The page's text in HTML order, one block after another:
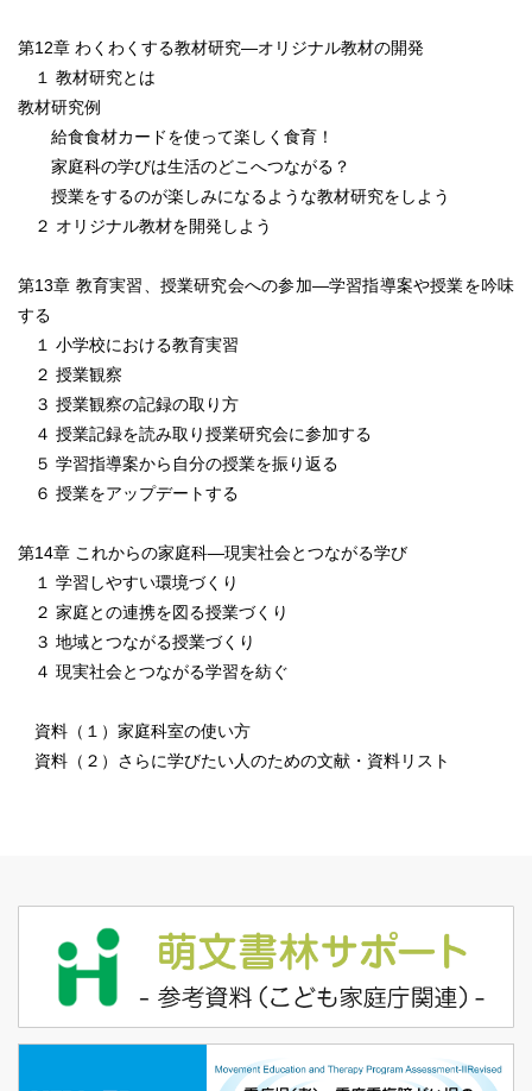
第12章 わくわくする教材研究―オリジナル教材の開発
１ 教材研究とは
教材研究例
給食食材カードを使って楽しく食育！
家庭科の学びは生活のどこへつながる？
授業をするのが楽しみになるような教材研究をしよう
２ オリジナル教材を開発しよう
第13章 教育実習、授業研究会への参加―学習指導案や授業を吟味
する
１ 小学校における教育実習
２ 授業観察
３ 授業観察の記録の取り方
４ 授業記録を読み取り授業研究会に参加する
５ 学習指導案から自分の授業を振り返る
６ 授業をアップデートする
第14章 これからの家庭科―現実社会とつながる学び
１ 学習しやすい環境づくり
２ 家庭との連携を図る授業づくり
３ 地域とつながる授業づくり
４ 現実社会とつながる学習を紡ぐ
資料（１）家庭科室の使い方
資料（２）さらに学びたい人のための文献・資料リスト